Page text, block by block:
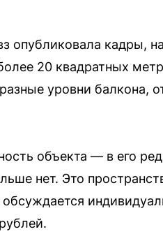
опубликовала кадры,
20 квадратных
уровни балкона,
объекта — в его
нет. Это